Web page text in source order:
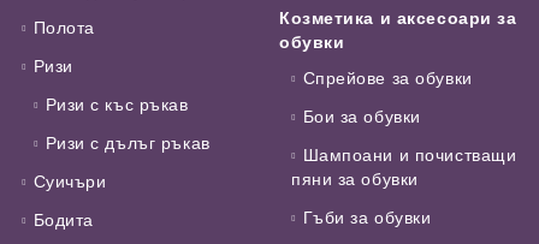
Полота
Ризи
Ризи с къс ръкав
Ризи с дълъг ръкав
Суичъри
Бодита
Козметика и аксесоари за
обувки
Спрейове за обувки
Бои за обувки
Шампоани и почистващи
пяни за обувки
Гъби за обувки